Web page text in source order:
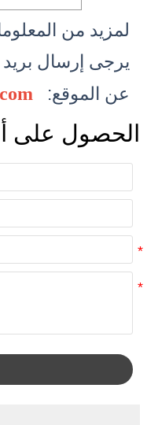
لمزيد من
يرجى إرسال بريد
عن الموقع:
الحصول على